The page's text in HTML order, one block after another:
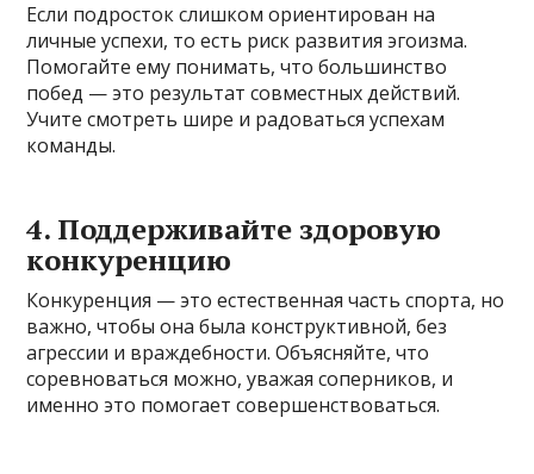
Если подросток слишком ориентирован на
личные успехи, то есть риск развития эгоизма.
Помогайте ему понимать, что большинство
побед — это результат совместных действий.
Учите смотреть шире и радоваться успехам
команды.
4. Поддерживайте здоровую
конкуренцию
Конкуренция — это естественная часть спорта, но
важно, чтобы она была конструктивной, без
агрессии и враждебности. Объясняйте, что
соревноваться можно, уважая соперников, и
именно это помогает совершенствоваться.